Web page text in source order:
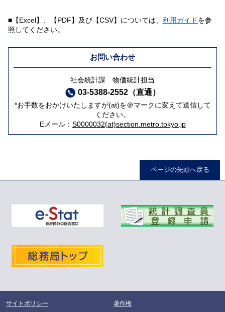
■【Excel】、【PDF】及び【CSV】については、 利用ガイドを参
照してください。
お問い合わせ
社会統計課 物価統計担当
03-5388-2552（直通）
*お手数をおかけいたしますが(at)を＠マークに変えて送信して
ください。
Eメール： S0000032(at)section.metro.tokyo.jp
ページの先頭へ戻る
サイトポリシー 著作権